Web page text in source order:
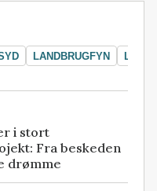
LANDBRUGFYN
i stort
Fra beskeden
drømme